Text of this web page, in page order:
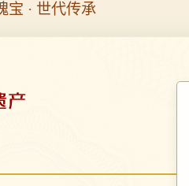
宝 · 世代传承